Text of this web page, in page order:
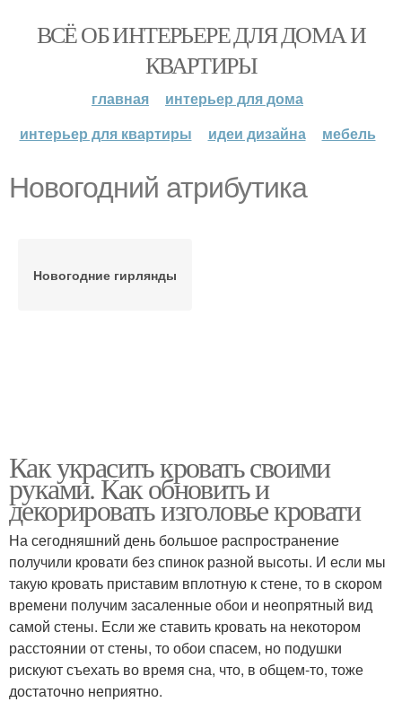
ВСЁ ОБ ИНТЕРЬЕРЕ ДЛЯ ДОМА И
КВАРТИРЫ
главная
интерьер для дома
интерьер для квартиры
идеи дизайна мебель
Новогодний атрибутика
Новогодние гирлянды
Как украсить кровать своими
руками. Как обновить и
декорировать изголовье кровати
На сегодняшний день большое распространение
получили кровати без спинок разной высоты. И если мы
такую кровать приставим вплотную к стене, то в скором
времени получим засаленные обои и неопрятный вид
самой стены. Если же ставить кровать на некотором
расстоянии от стены, то обои спасем, но подушки
рискуют съехать во время сна, что, в общем-то, тоже
достаточно неприятно.